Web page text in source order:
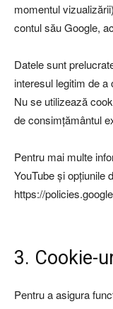
momentul
contul său Google,
Datele sunt
interesul legitim de a
Nu se utilizează
de consimțământul
Pentru mai multe
YouTube și opțiunile
https://
3. Cookie-
Pentru a asigura